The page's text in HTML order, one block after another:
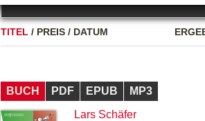
TITEL / PREIS / DATUM
BUCH PDF EPUB
MP3
Lars Schäfer
Name
CMS_SESSION_ID